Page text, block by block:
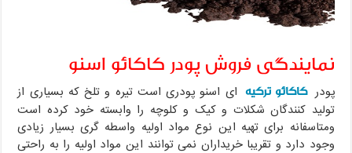
نمایندگی فروش پودر کاکائو اسنو
پودر کاکائو ترکیه ای اسنو پودری است تیره و تلخ که بسیاری از
تولید کنندگان شکلات و کیک و کلوچه را وابسته خود کرده است
ومتاسفانه برای تهیه این نوع مواد اولیه واسطه گری بسیار زیادی
وجود دارد و تقریبا خریداران نمی توانند این مواد اولیه را به راحتی